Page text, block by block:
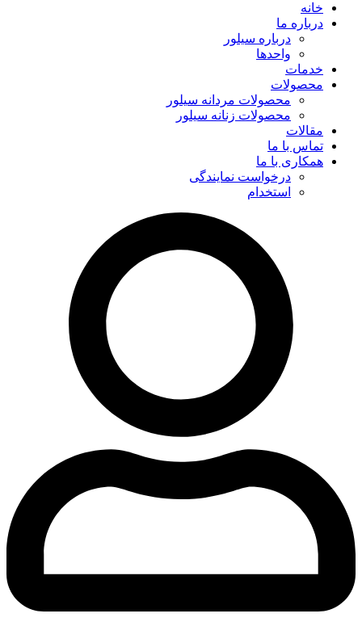
خانه
درباره ما
درباره سیلور
واحدها
خدمات
محصولات
محصولات مردانه سیلور
محصولات زنانه سیلور
مقالات
تماس با ما
همکاری با ما
درخواست نمایندگی
استخدام